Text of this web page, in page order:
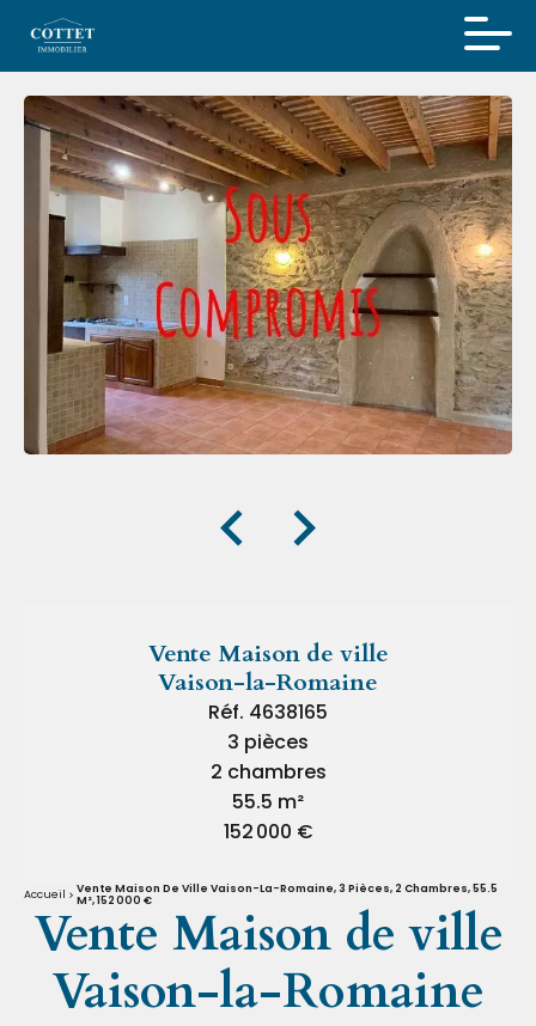
Vente Maison de ville
Vaison-la-Romaine
Réf. 4638165
3 pièces
2 chambres
55.5 m²
152 000 €
Accueil
Vente Maison De Ville Vaison-La-Romaine, 3 Pièces, 2 Chambres, 55.5
M², 152 000 €
Vente Maison de ville
Vaison-la-Romaine